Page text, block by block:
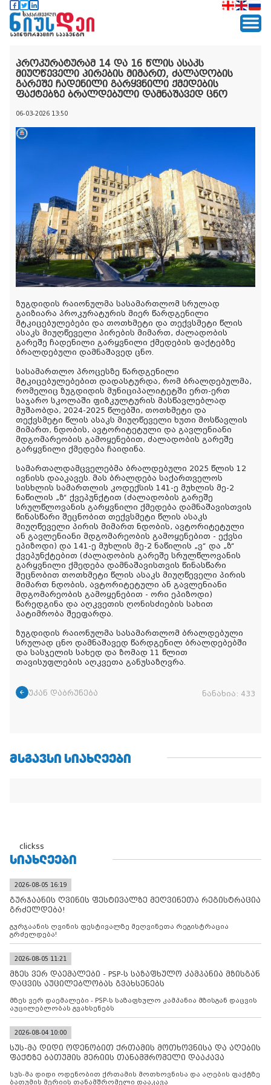
პროკურატურამ 14 და 16 წლის ასაკს
მიუღწეველი პირების მიმართ, ძალადობის
გარეშე ჩადენილი გარყვნილი ქმედების
ფაქტებზე ბრალდებული დამნაშავედ ცნო
06-03-2026 13:50
ზუგდიდის რაიონულმა სასამართლომ სრულად
გაიზიარა პროკურატურის მიერ წარდგენილი
მტკიცებულებები და თოთხმეტი და თექვსმეტი წლის
ასაკს მიუღწეველი პირების მიმართ, ძალადობის
გარეშე ჩადენილი გარყვნილი ქმედების ფაქტებზე
ბრალდებული დამნაშავედ ცნო.
სასამართლო პროცესზე წარდგენილი
მტკიცებულებებით დადასტურდა, რომ ბრალდებულმა,
რომელიც ზუგდიდის მუნიციპალიტეტში ერთ-ერთ
საჯარო სკოლაში ფიზკულტურის მასწავლებლად
მუშაობდა, 2024-2025 წლებში, თოთხმეტი და
თექვსმეტი წლის ასაკს მიუღწეველი ხუთი მოსწავლის
მიმართ, ნდობის, ავტორიტეტული და გავლენიანი
მდგომარეობის გამოყენებით, ძალადობის გარეშე
გარყვნილი ქმედება ჩაიდინა.
სამართალდამცველებმა ბრალდებული 2025 წლის 12
ივნისს დააკავეს. მას ბრალდება საქართველოს
სისხლის სამართლის კოდექსის 141-ე მუხლის მე-2
ნაწილის „ზ“ ქვეპუნქტით (ძალადობის გარეშე
სრულწლოვანის გარყვნილი ქმედება დამნაშავისთვის
წინასწარი შეცნობით თექვსმეტი წლის ასაკს
მიუღწეველი პირის მიმართ ნდობის, ავტორიტეტული
ან გავლენიანი მდგომარეობის გამოყენებით - ექვსი
ეპიზოდი) და 141-ე მუხლის მე-2 ნაწილის „ვ“ და „ზ“
ქვეპუნქტებით (ძალადობის გარეშე სრულწლოვანის
გარყვნილი ქმედება დამნაშავისთვის წინასწარი
შეცნობით თოთხმეტი წლის ასაკს მიუღწეველი პირის
მიმართ ნდობის, ავტორიტეტული ან გავლენიანი
მდგომარეობის გამოყენებით - ორი ეპიზოდი)
წარედგინა და აღკვეთის ღონისძიების სახით
პატიმრობა შეეფარდა.
ზუგდიდის რაიონულმა სასამართლომ ბრალდებული
სრულად ცნო დამნაშავედ წარდგენილ ბრალდებებში
და სასჯელის სახედ და ზომად 11 წლით
თავისუფლების აღკვეთა განუსაზღვრა.
უკან დაბრუნება ნანახია: 433
ᲛᲡᲒᲐᲕᲡᲘ ᲡᲘᲐᲮᲚᲔᲔᲑᲘ
clickss
ᲡᲘᲐᲮᲚᲔᲔᲑᲘ
2026-08-05 16:19
გურჯაანის ღვინის ფესტივალზე მეღვინეთა რეგისტრაცია
გრძელდება!
გურჯაანის ღვინის ფესტივალზე მეღვინეთა რეგისტრაცია
გრძელდება!
2026-08-05 11:21
მზეს ვერ დაემალები - PSP-ს საზაფხულო კამპანია მზისგან
დაცვის აუცილებლობას გვახსენებს
მზეს ვერ დაემალები - PSP-ს საზაფხულო კამპანია მზისგან დაცვის
აუცილებლობას გვახსენებს
2026-08-04 10:00
სუს-მა დიდი ოდენობით ქრთამის მოთხოვნისა და აღების
ფაქტზე ბათუმის მერიის თანამშრომელი დააკავა
სუს-მა დიდი ოდენობით ქრთამის მოთხოვნისა და აღების ფაქტზე
ბათუმის მერიის თანამშრომელი დააკავა